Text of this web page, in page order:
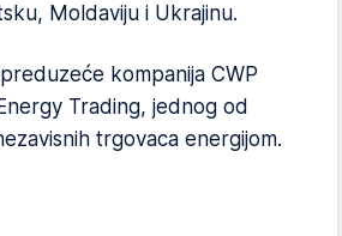
Moldaviju i Ukrajinu.
kompanija CWP
Trading, jednog od
trgovaca energijom.